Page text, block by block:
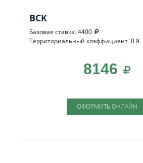
ВСК
Базовая ставка: 4400
Территориальный коэффициент: 0.9
8146
ОФОРМИТЬ ОНЛАЙН